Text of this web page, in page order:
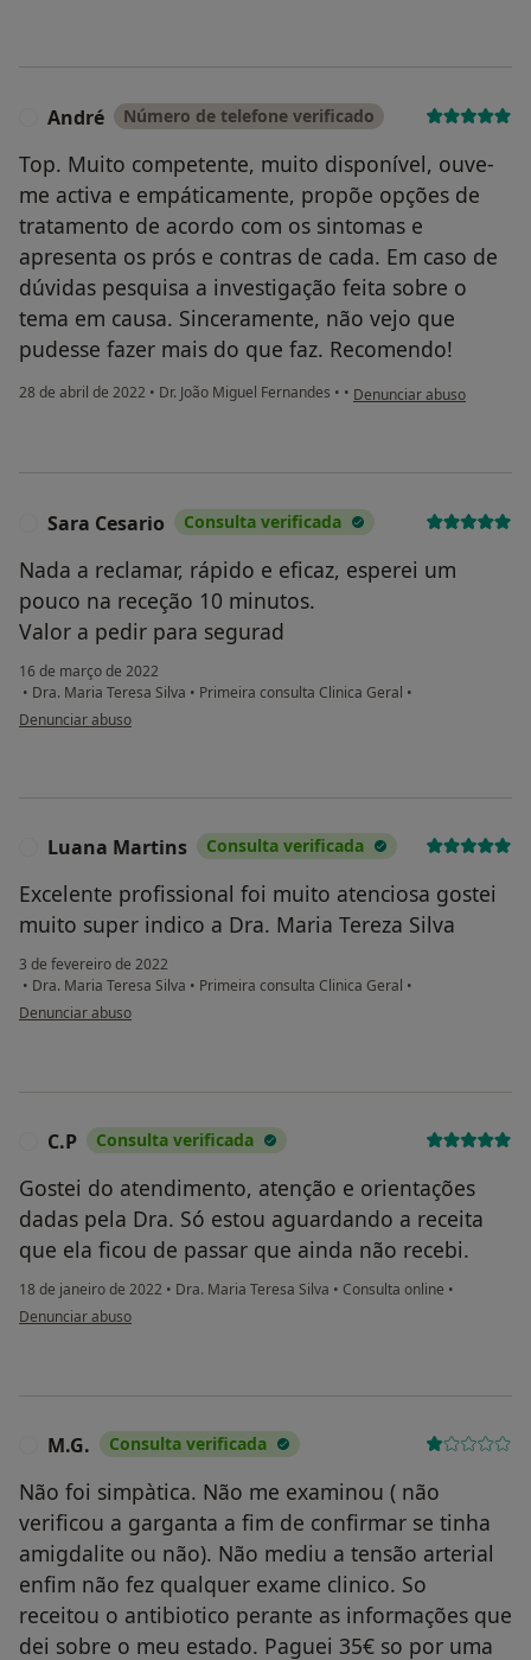
André Número de telefone verificado
Top. Muito competente, muito disponível, ouve-
me activa e empáticamente, propõe opções de
tratamento de acordo com os sintomas e
apresenta os prós e contras de cada. Em caso de
dúvidas pesquisa a investigação feita sobre o
tema em causa. Sinceramente, não vejo que
pudesse fazer mais do que faz. Recomendo!
28 de abril de 2022 • Dr. João Miguel Fernandes • • na opinião do utilizador
Denunciar abuso
Sara Cesario Consulta verificada
Nada a reclamar, rápido e eficaz, esperei um
pouco na receção 10 minutos.
Valor a pedir para segurad
16 de março de 2022
• Dra. Maria Teresa Silva • Primeira consulta Clinica Geral •
na opinião do utilizador Sara Cesario
Denunciar abuso
Luana Martins Consulta verificada
Excelente profissional foi muito atenciosa gostei
muito super indico a Dra. Maria Tereza Silva
3 de fevereiro de 2022
• Dra. Maria Teresa Silva • Primeira consulta Clinica Geral •
na opinião do utilizador Luana Martins
Denunciar abuso
C.P Consulta verificada
Gostei do atendimento, atenção e orientações
dadas pela Dra. Só estou aguardando a receita
que ela ficou de passar que ainda não recebi.
18 de janeiro de 2022 • Dra. Maria Teresa Silva • Consulta online •
na opinião do utilizador C.P
Denunciar abuso
M.G. Consulta verificada
Não foi simpàtica. Não me examinou ( não
verificou a garganta a fim de confirmar se tinha
amigdalite ou não). Não mediu a tensão arterial
enfim não fez qualquer exame clinico. So
receitou o antibiotico perante as informações que
dei sobre o meu estado. Paguei 35€ so por uma